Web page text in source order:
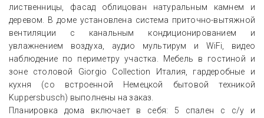
лиственницы, фасад облицован натуральным камнем и
деревом. В доме установлена система приточно-вытяжной
вентиляции с канальным кондиционированием и
увлажнением воздуха, аудио мультирум и WiFi, видео
наблюдение по периметру участка. Мебель в гостиной и
зоне столовой Giorgio Collection Италия, гардеробные и
кухня (со встроенной Немецкой бытовой техникой
Kuppersbusch) выполнены на заказ.
Планировка дома включает в себя: 5 спален с с/у и